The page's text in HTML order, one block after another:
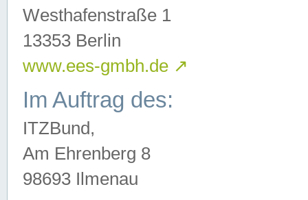
Westhafenstraße 1
13353 Berlin
www.ees-gmbh.de ↗
Im Auftrag des:
ITZBund,
Am Ehrenberg 8
98693 Ilmenau